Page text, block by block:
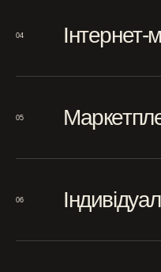
04 Інтернет-
05
06